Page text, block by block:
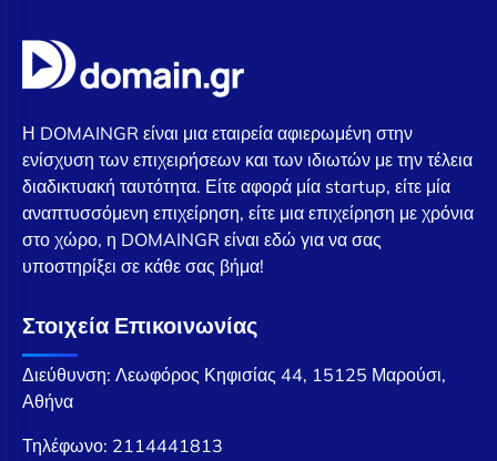
Η DOMAINGR είναι μια εταιρεία αφιερωμένη στην
ενίσχυση των επιχειρήσεων και των ιδιωτών με την τέλεια
διαδικτυακή ταυτότητα. Είτε αφορά μία startup, είτε μία
αναπτυσσόμενη επιχείρηση, είτε μια επιχείρηση με χρόνια
στο χώρο, η DOMAINGR είναι εδώ για να σας
υποστηρίξει σε κάθε σας βήμα!
Στοιχεία Επικοινωνίας
Διεύθυνση: Λεωφόρος Κηφισίας 44, 15125 Μαρούσι,
Αθήνα
Τηλέφωνο: 2114441813